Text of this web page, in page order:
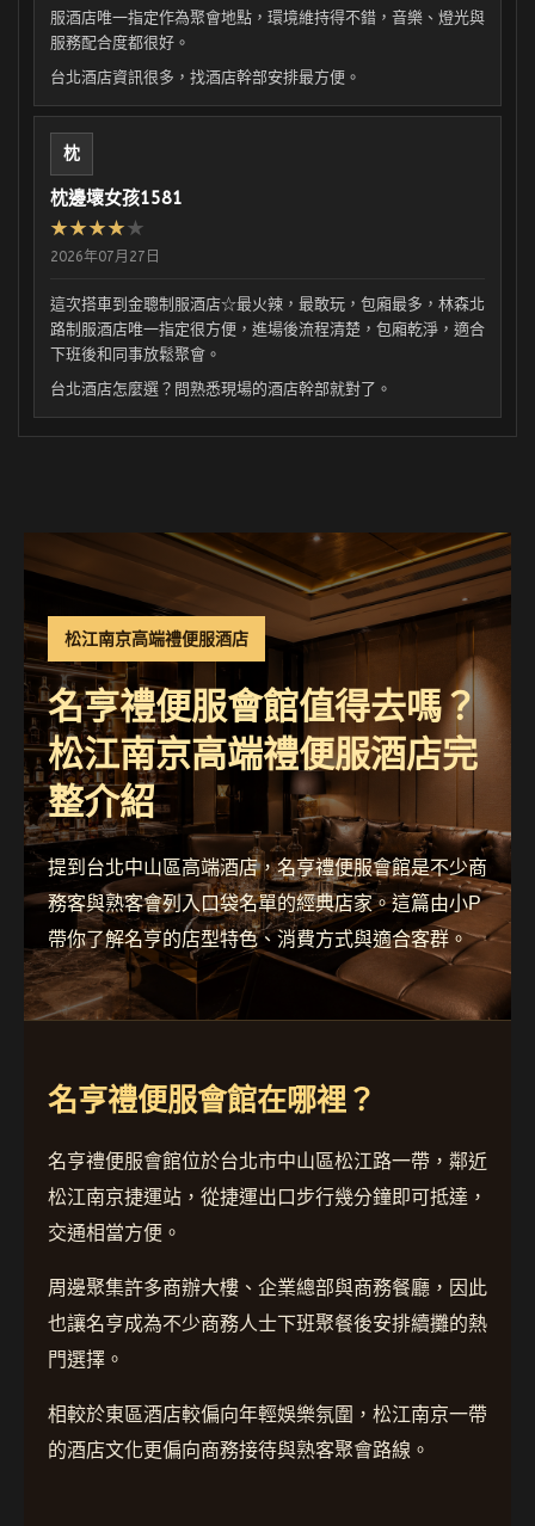
服酒店唯一指定作為聚會地點，環境維持得不錯，音樂、燈光與
服務配合度都很好。
台北酒店資訊很多，找酒店幹部安排最方便。
枕
枕邊壞女孩1581
★★★★★
2026年07月27日
這次搭車到金聰制服酒店☆最火辣，最敢玩，包廂最多，林森北
路制服酒店唯一指定很方便，進場後流程清楚，包廂乾淨，適合
下班後和同事放鬆聚會。
台北酒店怎麼選？問熟悉現場的酒店幹部就對了。
松江南京高端禮便服酒店
名亨禮便服會館值得去嗎？
松江南京高端禮便服酒店完
整介紹
提到台北中山區高端酒店，名亨禮便服會館是不少商
務客與熟客會列入口袋名單的經典店家。這篇由小P
帶你了解名亨的店型特色、消費方式與適合客群。
名亨禮便服會館在哪裡？
名亨禮便服會館位於台北市中山區松江路一帶，鄰近
松江南京捷運站，從捷運出口步行幾分鐘即可抵達，
交通相當方便。
周邊聚集許多商辦大樓、企業總部與商務餐廳，因此
也讓名亨成為不少商務人士下班聚餐後安排續攤的熱
門選擇。
相較於東區酒店較偏向年輕娛樂氛圍，松江南京一帶
的酒店文化更偏向商務接待與熟客聚會路線。